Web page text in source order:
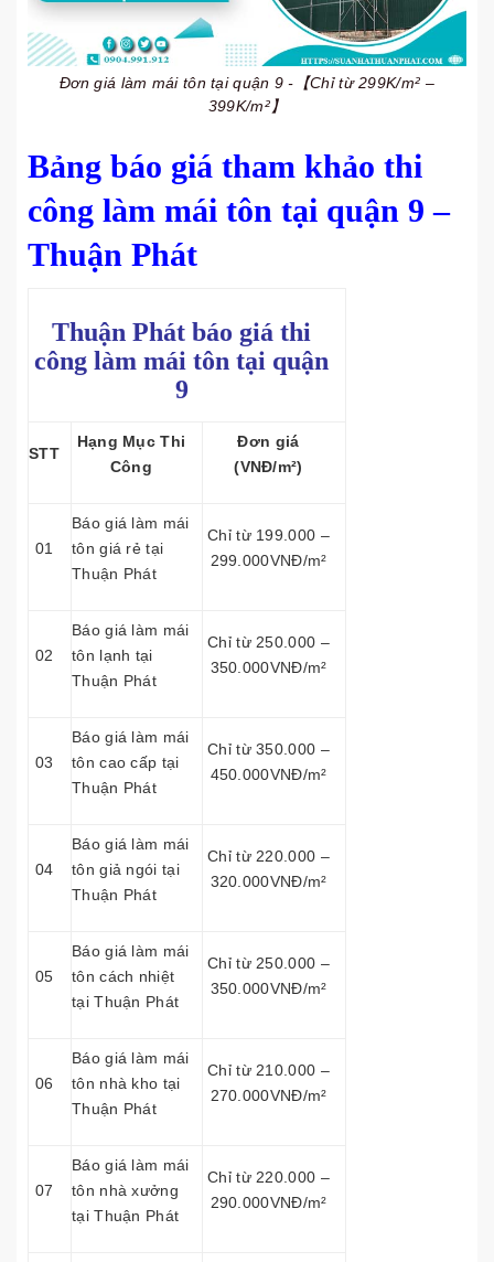
Đơn giá làm mái tôn tại quận 9 -【Chỉ từ 299K/m² –
399K/m²】
Bảng báo giá tham khảo thi
công làm mái tôn tại quận 9 –
Thuận Phát
Thuận Phát báo giá thi
công làm mái tôn tại quận
9
STT
Hạng Mục Thi
Công
Đơn giá
(VNĐ/m²)
01
Báo giá làm mái
tôn giá rẻ tại
Thuận Phát
Chỉ từ 199.000 –
299.000VNĐ/m²
02
Báo giá làm mái
tôn lạnh tại
Thuận Phát
Chỉ từ 250.000 –
350.000VNĐ/m²
03
Báo giá làm mái
tôn cao cấp tại
Thuận Phát
Chỉ từ 350.000 –
450.000VNĐ/m²
04
Báo giá làm mái
tôn giả ngói tại
Thuận Phát
Chỉ từ 220.000 –
320.000VNĐ/m²
05
Báo giá làm mái
tôn cách nhiệt
tại Thuận Phát
Chỉ từ 250.000 –
350.000VNĐ/m²
06
Báo giá làm mái
tôn nhà kho tại
Thuận Phát
Chỉ từ 210.000 –
270.000VNĐ/m²
07
Báo giá làm mái
tôn nhà xưởng
tại Thuận Phát
Chỉ từ 220.000 –
290.000VNĐ/m²